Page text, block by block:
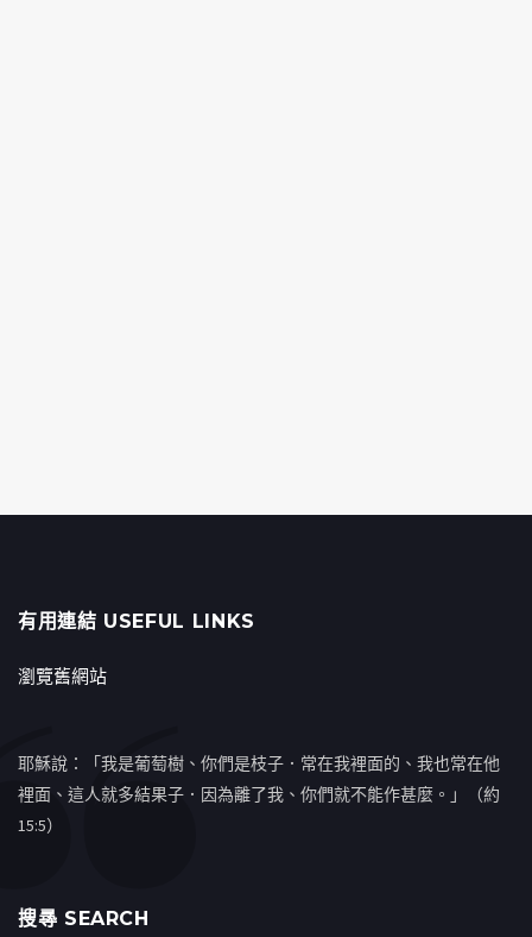
有用連結 USEFUL LINKS
瀏覽舊網站
耶穌說：「我是葡萄樹、你們是枝子．常在我裡面的、我也常在他
裡面、這人就多結果子．因為離了我、你們就不能作甚麼。」（約
15:5）
搜㝷 SEARCH